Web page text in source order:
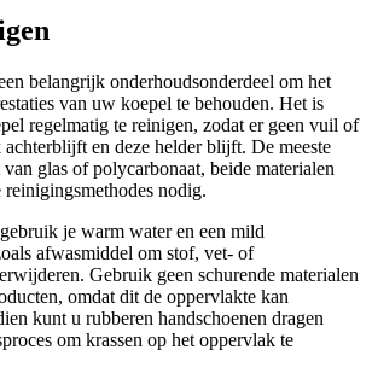
belangrijk onderhoudsonderdeel om het
van uw koepel te behouden. Het is
regelmatig te reinigen, zodat er geen vuil of
en deze helder blijft. De meeste
glas of polycarbonaat, beide materialen
nodig.
je warm water en een mild
afwasmiddel om stof, vet- of
Gebruik geen schurende materialen
omdat dit de oppervlakte kan
kunt u rubberen handschoenen dragen
om krassen op het oppervlak te